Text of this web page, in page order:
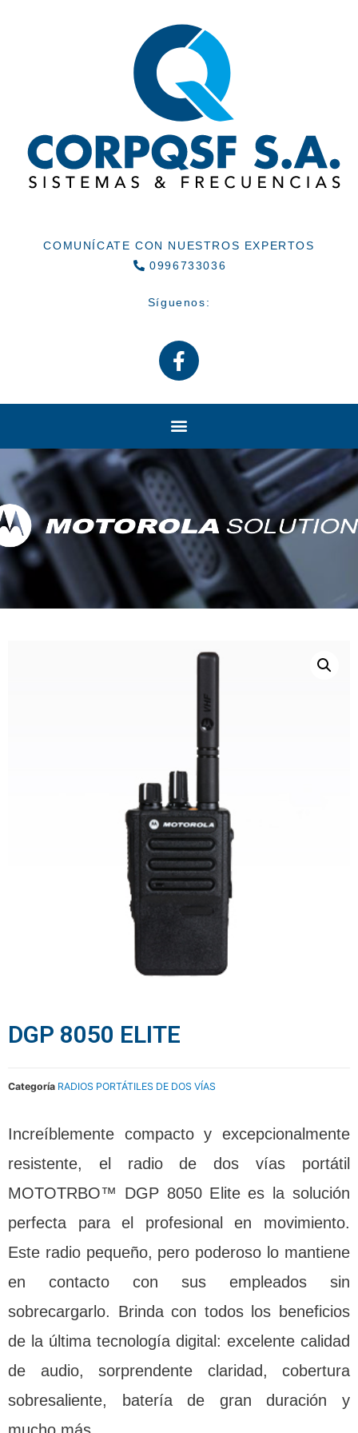
COMUNÍCATE CON NUESTROS EXPERTOS
0996733036
Síguenos:
DGP 8050 ELITE
Categoría RADIOS PORTÁTILES DE DOS VÍAS
Increíblemente compacto y excepcionalmente
resistente, el radio de dos vías portátil
MOTOTRBO™ DGP 8050 Elite es la solución
perfecta para el profesional en movimiento.
Este radio pequeño, pero poderoso lo mantiene
en contacto con sus empleados sin
sobrecargarlo. Brinda con todos los beneficios
de la última tecnología digital: excelente calidad
de audio, sorprendente claridad, cobertura
sobresaliente, batería de gran duración y